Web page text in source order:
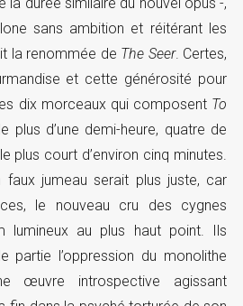
sans ambition et réitérant les
la renommée de The Seer. Certes,
et cette générosité pour
dix morceaux qui composent To
plus d’une demi-heure, quatre de
plus court d’environ cinq minutes.
faux jumeau serait plus juste, car
le nouveau cru des cygnes
lumineux au plus haut point. Ils
partie l’oppression du monolithe
œuvre introspective agissant